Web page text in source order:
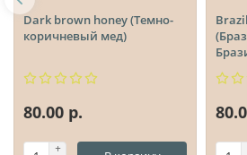
Dark brown honey (Темно-
коричневый мед)
80.00 р.